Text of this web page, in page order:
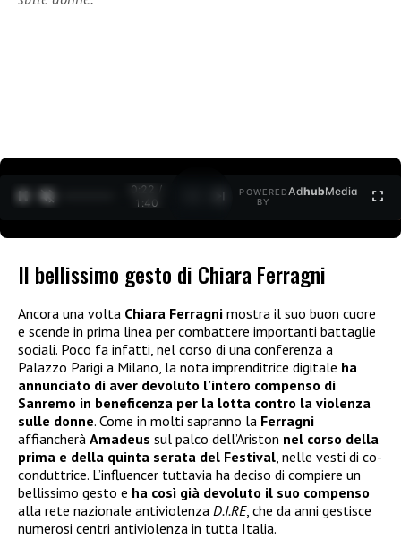
0:23 /
1:40
POWERED
BY
AdhubMedia
Il bellissimo gesto di Chiara Ferragni
Ancora una volta Chiara Ferragni mostra il suo buon cuore
e scende in prima linea per combattere importanti battaglie
sociali. Poco fa infatti, nel corso di una conferenza a
Palazzo Parigi a Milano, la nota imprenditrice digitale ha
annunciato di aver devoluto l’intero compenso di
Sanremo in beneficenza per la lotta contro la violenza
sulle donne. Come in molti sapranno la Ferragni
affiancherà Amadeus sul palco dell’Ariston nel corso della
prima e della quinta serata del Festival, nelle vesti di co-
conduttrice. L’influencer tuttavia ha deciso di compiere un
bellissimo gesto e ha così già devoluto il suo compenso
alla rete nazionale antiviolenza D.I.RE, che da anni gestisce
numerosi centri antiviolenza in tutta Italia.